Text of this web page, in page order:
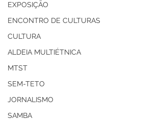
EXPOSIÇÃO
ENCONTRO DE CULTURAS
CULTURA
ALDEIA MULTIÉTNICA
MTST
SEM-TETO
JORNALISMO
SAMBA